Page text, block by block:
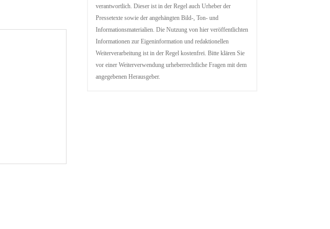
verantwortlich. Dieser ist in der Regel auch Urheber der
Pressetexte sowie der angehängten Bild-, Ton- und
Informationsmaterialien. Die Nutzung von hier veröffentlichten
Informationen zur Eigeninformation und redaktionellen
Weiterverarbeitung ist in der Regel kostenfrei. Bitte klären Sie
vor einer Weiterverwendung urheberrechtliche Fragen mit dem
angegebenen Herausgeber.